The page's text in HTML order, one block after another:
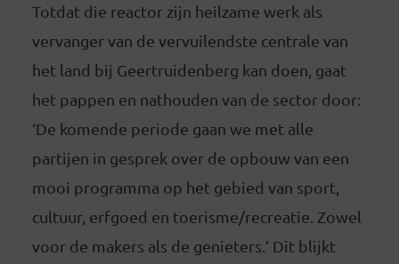
Totdat die reactor zijn heilzame werk als
vervanger van de vervuilendste centrale van
het land bij Geertruidenberg kan doen, gaat
het pappen en nathouden van de sector door:
‘De komende periode gaan we met alle
partijen in gesprek over de opbouw van een
mooi programma op het gebied van sport,
cultuur, erfgoed en toerisme/recreatie. Zowel
voor de makers als de genieters.’ Dit blijkt